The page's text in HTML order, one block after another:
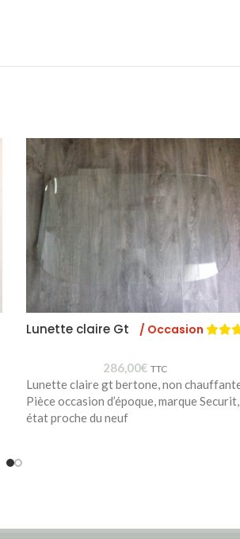
Lunette claire Gt / Occasion
286,00€ TTC
Lunette claire gt bertone, non
Pièce occasion d’époque, marque Securit,
état proche du neuf